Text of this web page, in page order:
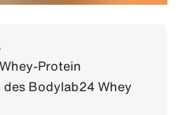
Protein
Bodylab24 Whey